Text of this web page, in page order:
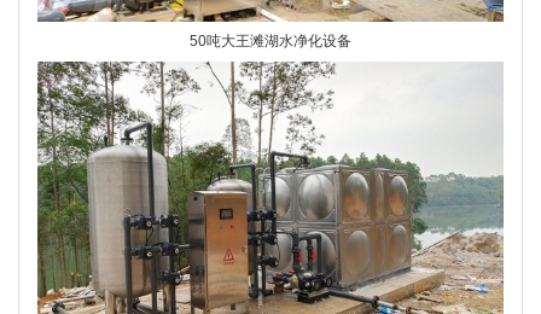
50吨大王滩湖水净化设备